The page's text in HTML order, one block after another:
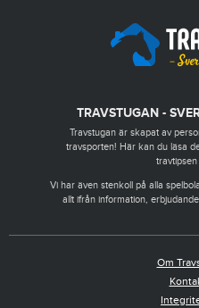
TRAVSTUGAN -
Travstugan är skapat av
travsporten! Här kan du läsa
travtipsen
Vi har även stenkoll på alla
allt ifrån information,
Om